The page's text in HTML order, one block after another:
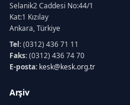
Selanik2 Caddesi No:44/1
Kat:1 Kızılay
Ankara, Türkiye
Tel:(0312) 436 71 11
Faks:(0312) 436 74 70
E-posta: kesk@kesk.org.tr
Arşiv